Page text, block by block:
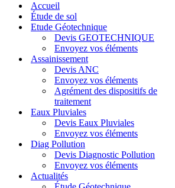
navigationAccueil
Étude de sol
Etude Géotechnique
Devis GEOTECHNIQUE
Envoyez vos éléments
Assainissement
Devis ANC
Envoyez vos éléments
Agrément des dispositifs de
traitement
Eaux Pluviales
Devis Eaux Pluviales
Envoyez vos éléments
Diag Pollution
Devis Diagnostic Pollution
Envoyez vos éléments
Actualités